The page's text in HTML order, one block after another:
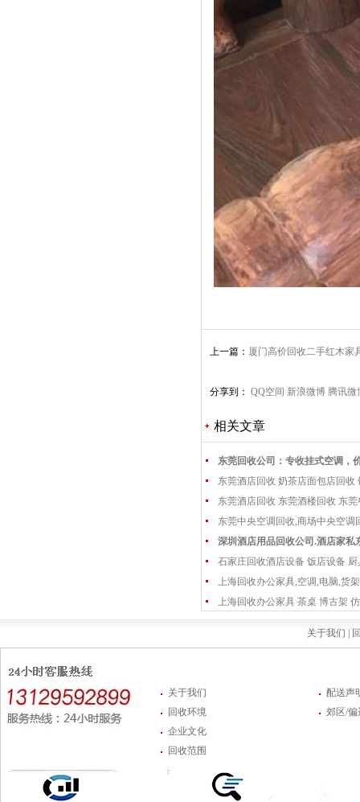
上一篇： 厦门高价回收二手红木家
分享到： QQ空间 新浪微博 腾讯微
相关文章
东莞回收公司：专收挂式空调，
东莞酒店回收 奶茶店面包店回收
东莞酒店回收 东莞酒楼回收 东
东莞中央空调回收,商场中央空调
深圳酒店用品回收公司.酒店家私
石家庄回收酒店设备 饭店设备 厨
上海回收办公家具,空调,电脑,货
上海回收办公家具 茶桌 博古架
关于我们 |
关于我们
回收环境
企业文化
回收范围
配送声
郊区/